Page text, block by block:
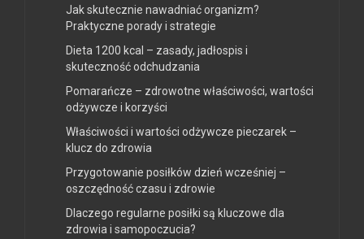
Jak skutecznie nawadniać organizm?
Praktyczne porady i strategie
Dieta 1200 kcal – zasady, jadłospis i
skuteczność odchudzania
Pomarańcze – zdrowotne właściwości, wartości
odżywcze i korzyści
Właściwości i wartości odżywcze pieczarek –
klucz do zdrowia
Przygotowanie posiłków dzień wcześniej –
oszczędność czasu i zdrowie
Dlaczego regularne posiłki są kluczowe dla
zdrowia i samopoczucia?